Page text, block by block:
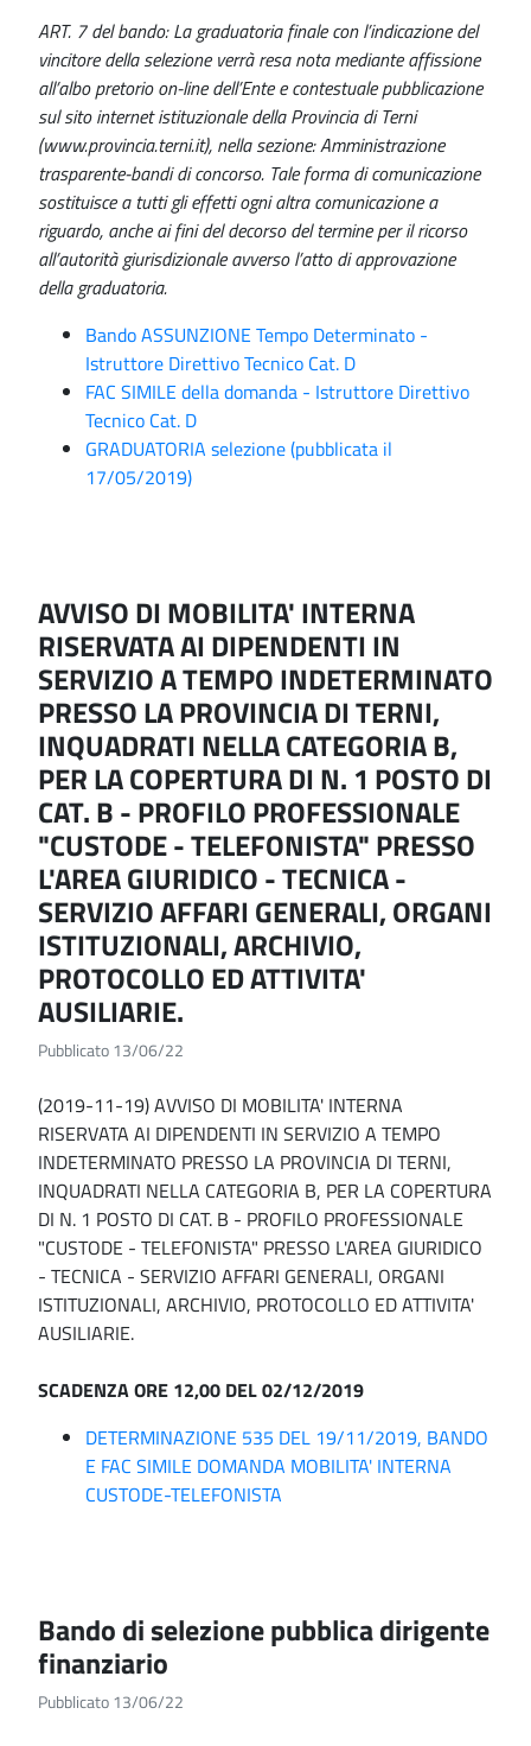
ART. 7 del bando: La graduatoria finale con l’indicazione del
vincitore della selezione verrà resa nota mediante affissione
all’albo pretorio on-line dell’Ente e contestuale pubblicazione
sul sito internet istituzionale della Provincia di Terni
(www.provincia.terni.it), nella sezione: Amministrazione
trasparente-bandi di concorso. Tale forma di comunicazione
sostituisce a tutti gli effetti ogni altra comunicazione a
riguardo, anche ai fini del decorso del termine per il ricorso
all’autorità giurisdizionale avverso l’atto di approvazione
della graduatoria.
Bando ASSUNZIONE Tempo Determinato -
Istruttore Direttivo Tecnico Cat. D
FAC SIMILE della domanda - Istruttore Direttivo
Tecnico Cat. D
GRADUATORIA selezione (pubblicata il
17/05/2019)
AVVISO DI MOBILITA' INTERNA
RISERVATA AI DIPENDENTI IN
SERVIZIO A TEMPO INDETERMINATO
PRESSO LA PROVINCIA DI TERNI,
INQUADRATI NELLA CATEGORIA B,
PER LA COPERTURA DI N. 1 POSTO DI
CAT. B - PROFILO PROFESSIONALE
"CUSTODE - TELEFONISTA" PRESSO
L'AREA GIURIDICO - TECNICA -
SERVIZIO AFFARI GENERALI, ORGANI
ISTITUZIONALI, ARCHIVIO,
PROTOCOLLO ED ATTIVITA'
AUSILIARIE.
Pubblicato 13/06/22
(2019-11-19) AVVISO DI MOBILITA' INTERNA
RISERVATA AI DIPENDENTI IN SERVIZIO A TEMPO
INDETERMINATO PRESSO LA PROVINCIA DI TERNI,
INQUADRATI NELLA CATEGORIA B, PER LA COPERTURA
DI N. 1 POSTO DI CAT. B - PROFILO PROFESSIONALE
"CUSTODE - TELEFONISTA" PRESSO L'AREA GIURIDICO
- TECNICA - SERVIZIO AFFARI GENERALI, ORGANI
ISTITUZIONALI, ARCHIVIO, PROTOCOLLO ED ATTIVITA'
AUSILIARIE.
SCADENZA ORE 12,00 DEL 02/12/2019
DETERMINAZIONE 535 DEL 19/11/2019, BANDO
E FAC SIMILE DOMANDA MOBILITA' INTERNA
CUSTODE-TELEFONISTA
Bando di selezione pubblica dirigente
finanziario
Pubblicato 13/06/22